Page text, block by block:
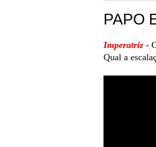
PAPO
Imperatriz -
Qual a